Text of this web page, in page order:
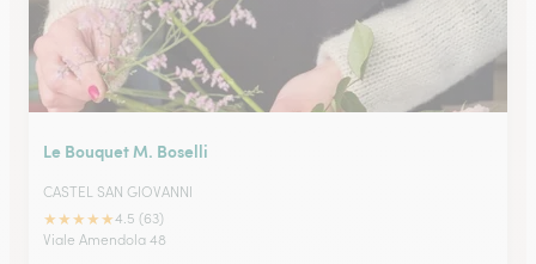
Le Bouquet M. Boselli
CASTEL SAN GIOVANNI
★★★★★4.5 (63)
Viale Amendola 48